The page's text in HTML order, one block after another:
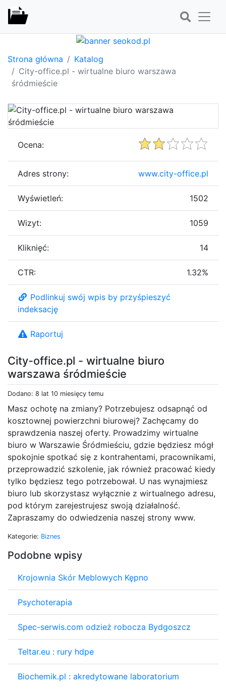
Strona główna
Katalog
City-office.pl - wirtualne biuro warszawa
śródmieście
City-office.pl - wirtualne biuro
warszawa śródmieście
Dodano: 8 lat 10 miesięcy temu
Masz ochotę na zmiany? Potrzebujesz odsapnąć od
kosztownej powierzchni biurowej? Zachęcamy do
sprawdzenia naszej oferty. Prowadzimy wirtualne
biuro w Warszawie Śródmieściu, gdzie będziesz mógł
spokojnie spotkać się z kontrahentami, pracownikami,
przeprowadzić szkolenie, jak również pracować kiedy
tylko będziesz tego potrzebował. U nas wynajmiesz
biuro lub skorzystasz wyłącznie z wirtualnego adresu,
pod którym zarejestrujesz swoją działalność.
Zapraszamy do odwiedzenia naszej strony www.
Kategorie: Biznes
Podobne wpisy
Krojownia Skór Meblowych Kępno
Psychoterapia
Spec-serwis.com odzież robocza Bydgoszcz
Teltar.eu : rury hdpe
Biochemik.pl : akredytowane laboratorium
Ocena:
Adres strony: www.city-office.pl
Wyświetleń: 1502
Wizyt: 1059
Kliknięć: 14
CTR: 1.32%
Podlinkuj swój wpis by przyśpieszyć
indeksację
Raportuj